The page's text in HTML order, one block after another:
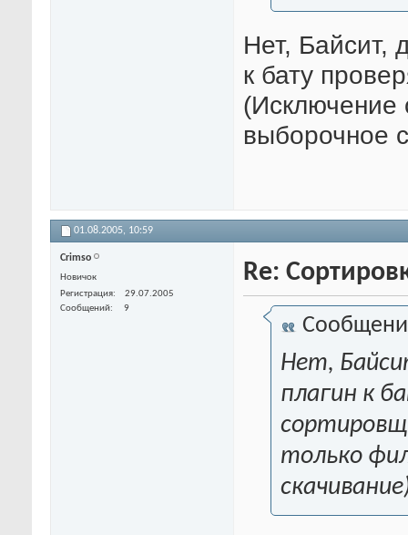
Нет, Байсит,
к бату
(Исключение
выборочное
01.08.2005, 10:59
Crimso
Новичок
Регистрация
29.07.2005
Сообщений
9
Re:
Нет,
плагин к
только